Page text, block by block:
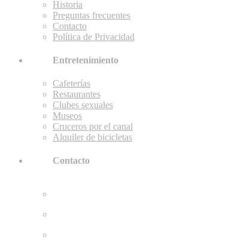
Historia
Preguntas frecuentes
Contacto
Política de Privacidad
Entretenimiento
Cafeterías
Restaurantes
Clubes sexuales
Museos
Cruceros por el canal
Alquiler de bicicletas
Contacto